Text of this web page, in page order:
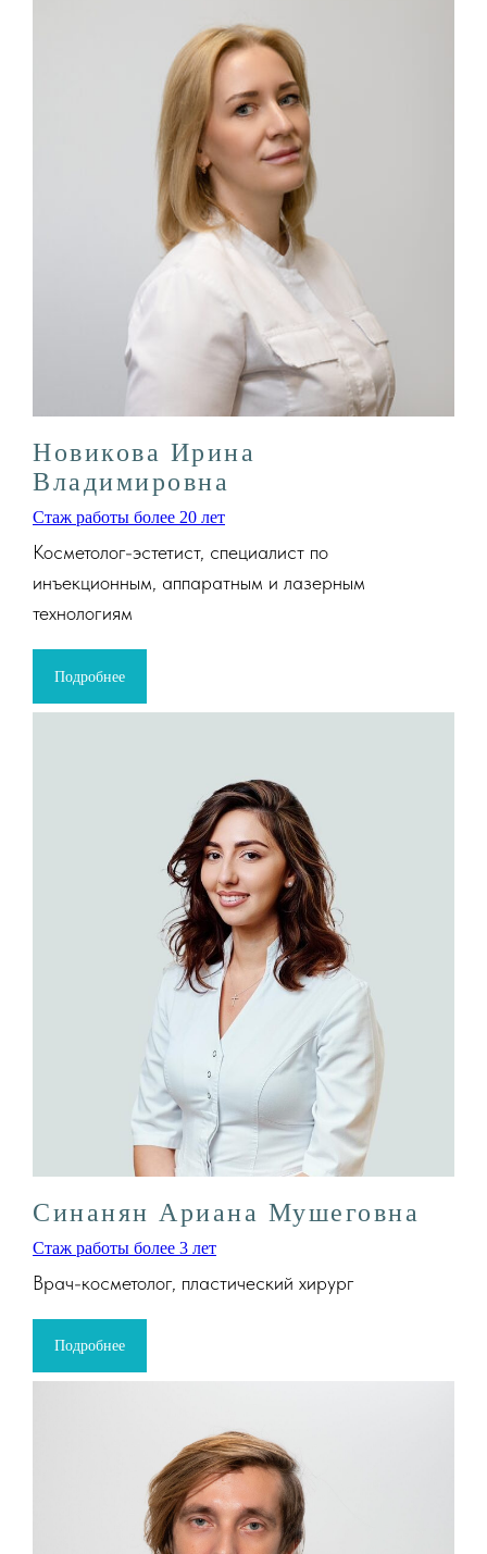
Новикова Ирина
Владимировна
Стаж работы более 20 лет
Косметолог-эстетист, специалист по
инъекционным, аппаратным и лазерным
технологиям
Подробнее
Синанян Ариана Мушеговна
Стаж работы более 3 лет
Врач-косметолог, пластический хирург
Подробнее